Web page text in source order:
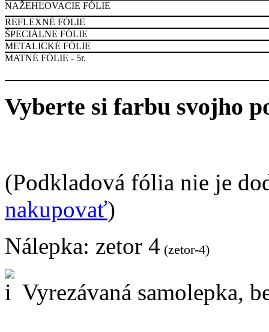
NAŽEHĽOVACIE FÓLIE
REFLEXNÉ FÓLIE
ŠPECIÁLNE FÓLIE
METALICKÉ FÓLIE
MATNÉ FÓLIE - 5r.
Vyberte si farbu svojho
(Podkladová fólia nie je
nakupovať)
Nálepka: zetor 4 (zetor-4)
Vyrezávaná samolepka,